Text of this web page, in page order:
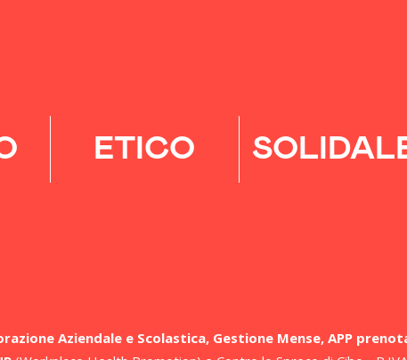
ETICO
Aziendale e Scolastica, Gestione Mense, APP